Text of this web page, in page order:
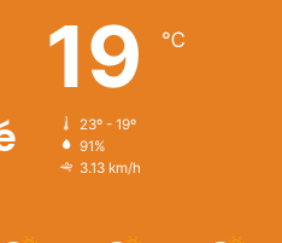
19 ℃
23º - 19º
91%
3.13 km/h